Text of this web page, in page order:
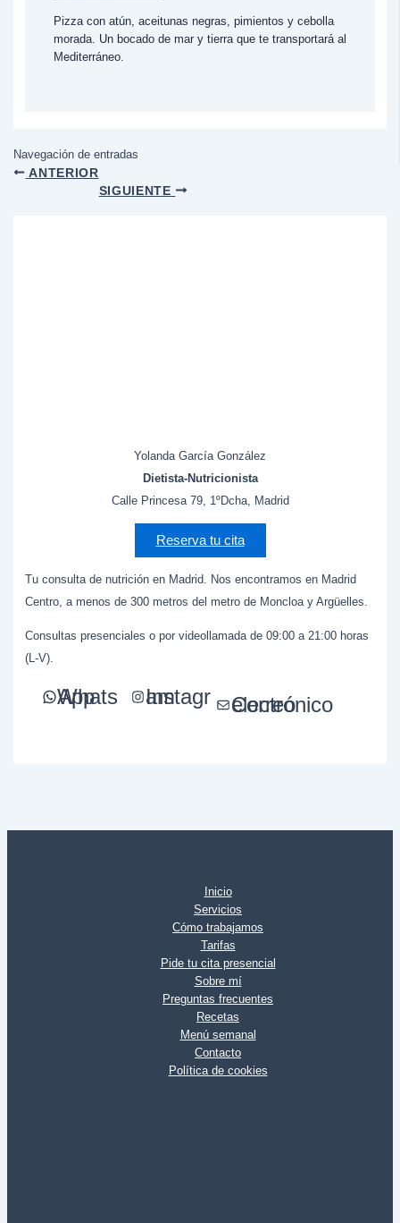
Pizza con atún, aceitunas negras, pimientos y cebolla
morada. Un bocado de mar y tierra que te transportará al
Mediterráneo.
Navegación de entradas
ANTERIOR
SIGUIENTE
Yolanda García González
Dietista-Nutricionista
Calle Princesa 79, 1ºDcha, Madrid
Reserva tu cita
Tu consulta de nutrición en Madrid. Nos encontramos en Madrid
Centro, a menos de 300 metros del metro de Moncloa y Argüelles.
Consultas presenciales o por videollamada de 09:00 a 21:00 horas
(L-V).
WhatsApp Instagram Correo electrónico
Inicio
Servicios
Cómo trabajamos
Tarifas
Pide tu cita presencial
Sobre mí
Preguntas frecuentes
Recetas
Menú semanal
Contacto
Política de cookies